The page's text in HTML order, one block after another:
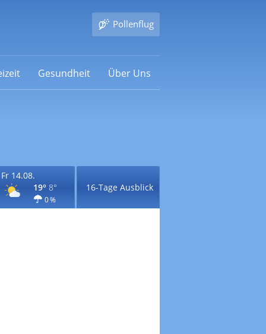
Pollenflug
Gesundheit Über Uns
Fr 14.08.
19° 8°
0 %
16-Tage Ausblick